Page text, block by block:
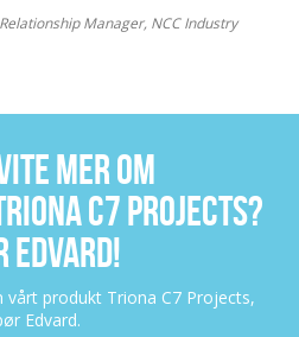
Manager, NCC Industry
MER OM
C7 PROJECTS?
EDVARD!
produkt Triona C7 Projects,
Edvard.